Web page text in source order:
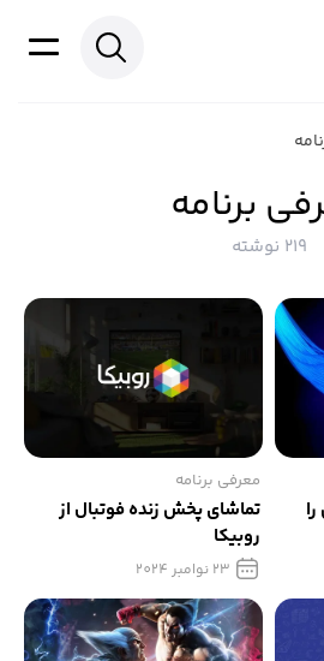
برنامه
219 نوشته
معرفی برنامه
تماشای پخش زنده فوتبال از
روبیکا
23 نوامبر 2024